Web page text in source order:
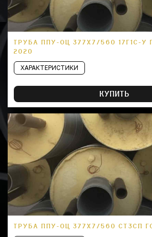
ТРУБА ППУ-ОЦ 377Х7/560 17Г1С-У
2020
ХАРАКТЕРИСТИКИ
КУПИТЬ
ТРУБА ППУ-ОЦ 377Х7/560 СТ3СП